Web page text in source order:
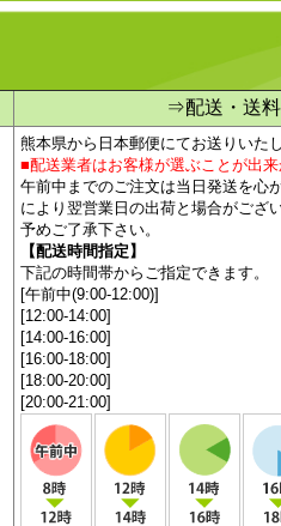
⇒配送・送料
熊本県から日本郵便にてお送りいた
■配送業者はお客様が選ぶことが出
午前中までのご注文は当日発送を心
により翌営業日の出荷と場合がござい
予めご了承下さい。
【配送時間指定】
下記の時間帯からご指定できます。
[午前中(9:00-12:00)]
[12:00-14:00]
[14:00-16:00]
[16:00-18:00]
[18:00-20:00]
[20:00-21:00]